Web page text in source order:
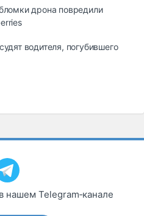
дрона повредили
водителя, погубившего
нашем Telegram‑канале